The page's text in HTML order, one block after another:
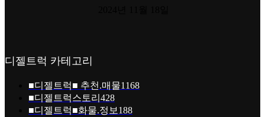
디젤트럭 카테고리
■디젤트럭■ 추천.매물1168
■디젤트럭스토리 428
■디젤트럭■화물.정보 188